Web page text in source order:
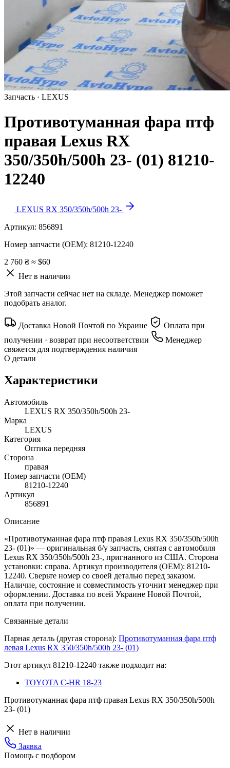
Запчасть · LEXUS
Противотуманная фара птф
правая Lexus RX
350/350h/500h 23- (01) 81210-
12240
LEXUS RX 350/350h/500h 23-
Артикул: 856891
Номер запчасти (OEM): 81210-12240
2 760 ₴ ≈ $60
Нет в наличии
Этой запчасти сейчас нет на складе. Менеджер поможет
подобрать аналог.
Доставка Новой Почтой по Украине
Оплата при
получении · возврат при несоответствии
Менеджер
свяжется для подтверждения наличия
О детали
Характеристики
Автомобиль
LEXUS RX 350/350h/500h 23-
Марка
LEXUS
Категория
Оптика передняя
Сторона
правая
Номер запчасти (OEM)
81210-12240
Артикул
856891
Описание
«Противотуманная фара птф правая Lexus RX 350/350h/500h
23- (01)» — оригинальная б/у запчасть, снятая с автомобиля
Lexus RX 350/350h/500h 23-, пригнанного из США. Сторона
установки: справа. Артикул производителя (OEM): 81210-
12240. Сверьте номер со своей деталью перед заказом.
Наличие, состояние и совместимость уточнит менеджер при
оформлении. Доставка по всей Украине Новой Почтой,
оплата при получении.
Связанные детали
Парная деталь (другая сторона): Противотуманная фара птф
левая Lexus RX 350/350h/500h 23- (01)
Этот артикул 81210-12240 также подходит на:
TOYOTA C-HR 18-23
Противотуманная фара птф правая Lexus RX 350/350h/500h
23- (01)
Нет в наличии
Заявка
Помощь с подбором